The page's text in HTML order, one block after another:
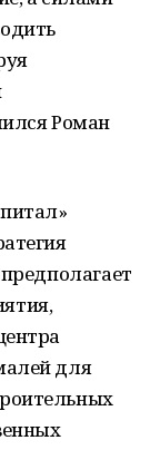
Роман
для